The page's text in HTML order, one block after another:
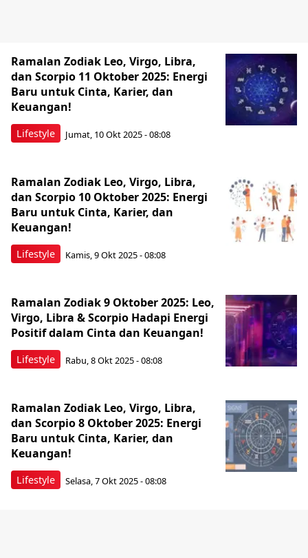
Lifestyle
Ramalan Zodiak Leo, Virgo, Libra,
dan Scorpio 11 Oktober 2025: Energi
Baru untuk Cinta, Karier, dan
Keuangan!
Jumat, 10 Okt 2025 - 08:08
Lifestyle
Ramalan Zodiak Leo, Virgo, Libra,
dan Scorpio 10 Oktober 2025: Energi
Baru untuk Cinta, Karier, dan
Keuangan!
Kamis, 9 Okt 2025 - 08:08
Lifestyle
Ramalan Zodiak 9 Oktober 2025: Leo,
Virgo, Libra & Scorpio Hadapi Energi
Positif dalam Cinta dan Keuangan!
Rabu, 8 Okt 2025 - 08:08
Lifestyle
Ramalan Zodiak Leo, Virgo, Libra,
dan Scorpio 8 Oktober 2025: Energi
Baru untuk Cinta, Karier, dan
Keuangan!
Selasa, 7 Okt 2025 - 08:08